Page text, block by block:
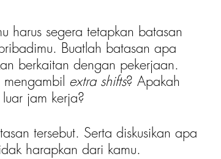
harus segera tetapkan batasan
Buatlah batasan apa
berkaitan dengan pekerjaan.
extra shifts? Apakah
jam kerja?
tersebut. Serta diskusikan apa
harapkan dari kamu.